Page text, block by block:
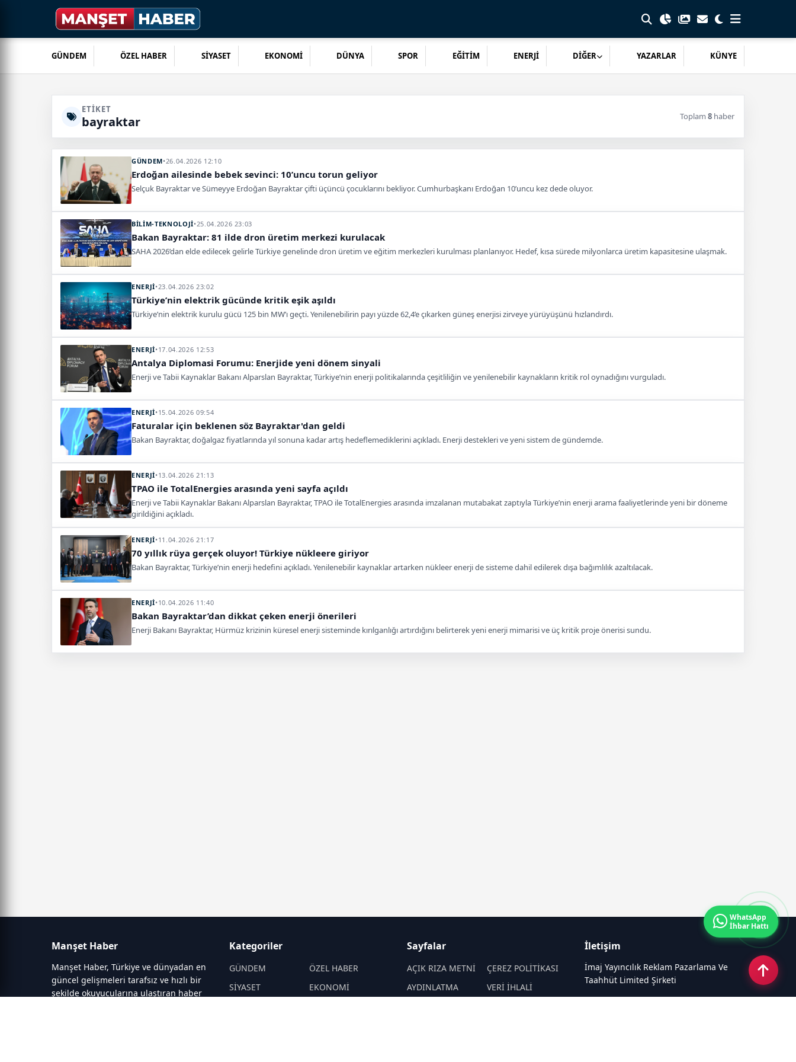
GÜNDEM ÖZEL HABER SİYASET EKONOMİ DÜNYA SPOR EĞİTİM ENERJİ DİĞER YAZARLAR KÜNYE
ETIKET
bayraktar Toplam 8 haber
GÜNDEM•26.04.2026 12:10
Erdoğan ailesinde bebek sevinci: 10’uncu torun geliyor
Selçuk Bayraktar ve Sümeyye Erdoğan Bayraktar çifti üçüncü çocuklarını bekliyor. Cumhurbaşkanı Erdoğan 10’uncu kez dede oluyor.
BİLİM-TEKNOLOJİ•25.04.2026 23:03
Bakan Bayraktar: 81 ilde dron üretim merkezi kurulacak
SAHA 2026’dan elde edilecek gelirle Türkiye genelinde dron üretim ve eğitim merkezleri kurulması planlanıyor. Hedef, kısa sürede milyonlarca üretim kapasitesine ulaşmak.
ENERJİ•23.04.2026 23:02
Türkiye’nin elektrik gücünde kritik eşik aşıldı
Türkiye’nin elektrik kurulu gücü 125 bin MW’ı geçti. Yenilenebilirin payı yüzde 62,4’e çıkarken güneş enerjisi zirveye yürüyüşünü hızlandırdı.
ENERJİ•17.04.2026 12:53
Antalya Diplomasi Forumu: Enerjide yeni dönem sinyali
Enerji ve Tabii Kaynaklar Bakanı Alparslan Bayraktar, Türkiye’nin enerji politikalarında çeşitliliğin ve yenilenebilir kaynakların kritik rol oynadığını vurguladı.
ENERJİ•15.04.2026 09:54
Faturalar için beklenen söz Bayraktar'dan geldi
Bakan Bayraktar, doğalgaz fiyatlarında yıl sonuna kadar artış hedeflemediklerini açıkladı. Enerji destekleri ve yeni sistem de gündemde.
ENERJİ•13.04.2026 21:13
TPAO ile TotalEnergies arasında yeni sayfa açıldı
Enerji ve Tabii Kaynaklar Bakanı Alparslan Bayraktar, TPAO ile TotalEnergies arasında imzalanan mutabakat zaptıyla Türkiye’nin enerji arama faaliyetlerinde yeni bir döneme
girildiğini açıkladı.
ENERJİ•11.04.2026 21:17
70 yıllık rüya gerçek oluyor! Türkiye nükleere giriyor
Bakan Bayraktar, Türkiye’nin enerji hedefini açıkladı. Yenilenebilir kaynaklar artarken nükleer enerji de sisteme dahil edilerek dışa bağımlılık azaltılacak.
ENERJİ•10.04.2026 11:40
Bakan Bayraktar’dan dikkat çeken enerji önerileri
Enerji Bakanı Bayraktar, Hürmüz krizinin küresel enerji sisteminde kırılganlığı artırdığını belirterek yeni enerji mimarisi ve üç kritik proje önerisi sundu.
Manşet Haber
Manşet Haber, Türkiye ve dünyadan en
güncel gelişmeleri tarafsız ve hızlı bir
şekilde okuyucularına ulaştıran haber
Kategoriler
GÜNDEM
ÖZEL HABER
SİYASET
EKONOMİ
Sayfalar
AÇIK RIZA METNİ
ÇEREZ POLİTİKASI
AYDINLATMA
VERİ İHLALİ
İletişim
İmaj Yayıncılık Reklam Pazarlama Ve
Taahhüt Limited Şirketi
WhatsApp
İhbar Hattı